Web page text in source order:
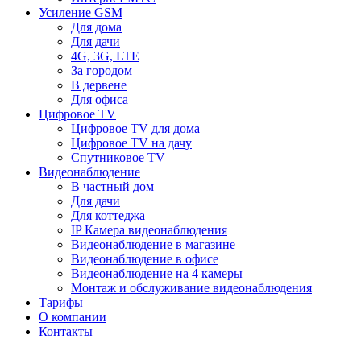
Усиление GSM
Для дома
Для дачи
4G, 3G, LTE
За городом
В дервене
Для офиса
Цифровое TV
Цифровое TV для дома
Цифровое TV на дачу
Спутниковое TV
Видеонаблюдение
В частный дом
Для дачи
Для коттеджа
IP Камера видеонаблюдения
Видеонаблюдение в магазине
Видеонаблюдение в офисе
Видеонаблюдение на 4 камеры
Монтаж и обслуживание видеонаблюдения
Тарифы
О компании
Контакты